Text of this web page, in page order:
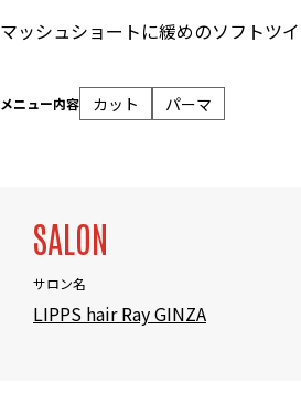
マッシュショートに緩めのソフトツ
メニュー内容 カット パーマ
SALON
サロン名
LIPPS hair Ray GINZA